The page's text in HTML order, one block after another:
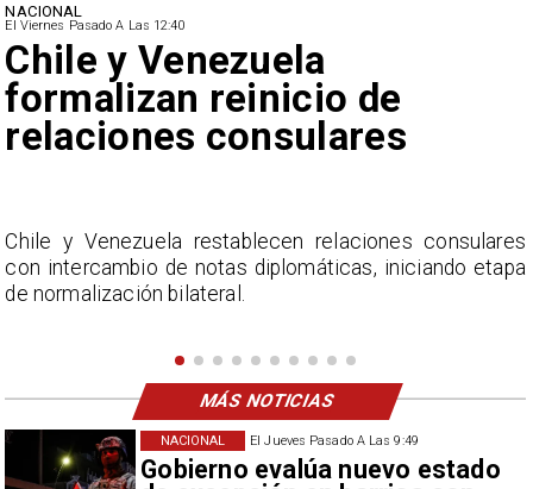
El Jueves Pasado A Las 9:49
Gobierno evalúa nuevo estado
NACIONAL
NACIONAL
El Viernes Pasado A Las 12:40
Feriantes rechazan dichos
de Camila Flores sobre
Fabiola Campillai
La Confederación Nacional de Ferias Libres (ASOF)
considera inaceptable que se refieran a Fabiola
Campillai como 'señora de feria', expresión utilizada
MÁS NOTICIAS